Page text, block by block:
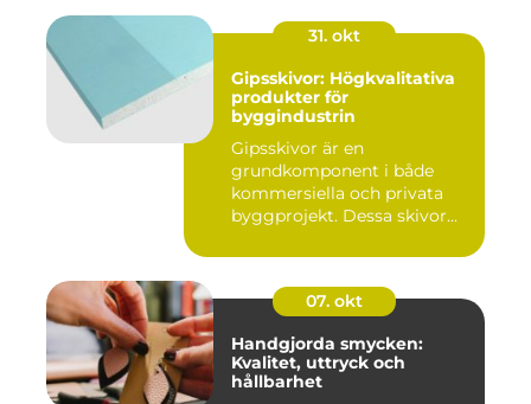
31. okt
Gipsskivor: Högkvalitativa
produkter för
byggindustrin
Gipsskivor är en
grundkomponent i både
kommersiella och privata
byggprojekt. Dessa skivor...
07. okt
Handgjorda smycken:
Kvalitet, uttryck och
hållbarhet